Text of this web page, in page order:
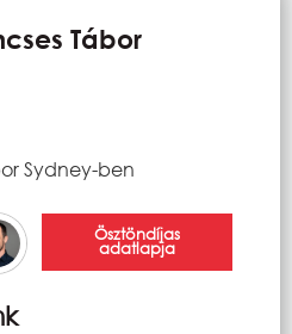
Tábor
Sydney-ben
Ösztöndíjas
adatlapja